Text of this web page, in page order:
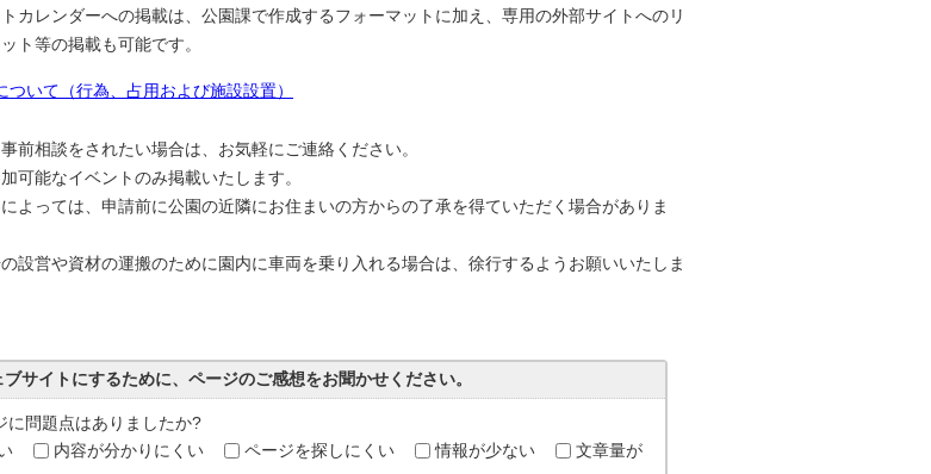
カレンダーへの掲載は、公園課で作成するフォーマットに加え、専用の外部サイトへのリ
ト等の掲載も可能です。
ついて（行為、占用および施設設置）
前相談をされたい場合は、お気軽にご連絡ください。
可能なイベントのみ掲載いたします。
よっては、申請前に公園の近隣にお住まいの方からの了承を得ていただく場合がありま
設営や資材の運搬のために園内に車両を乗り入れる場合は、徐行するようお願いいたしま
サイトにするために、ページのご感想をお聞かせください。
に問題点はありましたか?
内容が分かりにくい ページを探しにくい 情報が少ない
文章量が